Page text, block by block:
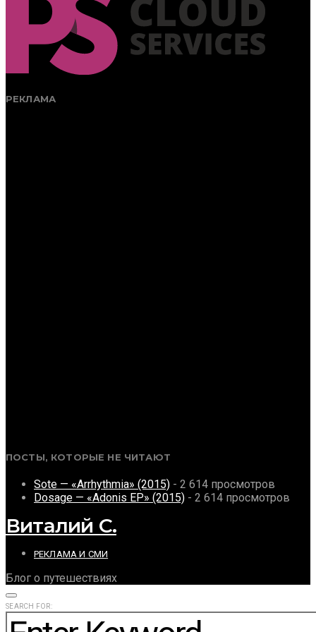
РЕКЛАМА
ПОСТЫ, КОТОРЫЕ НЕ ЧИТАЮТ
Sote — «Arrhythmia» (2015) - 2 614 просмотров
Dosage — «Adonis EP» (2015) - 2 614 просмотров
Виталий С.
РЕКЛАМА И СМИ
Блог о путешествиях
SEARCH FOR: